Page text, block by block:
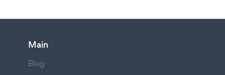
Main
Blog